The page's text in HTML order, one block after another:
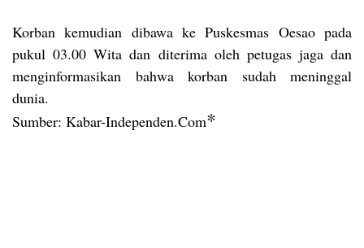
Korban kemudian dibawa ke Puskesmas Oesao pada
pukul 03.00 Wita dan diterima oleh petugas jaga dan
menginformasikan bahwa korban sudah meninggal
dunia.
Sumber: Kabar-Independen.Com*